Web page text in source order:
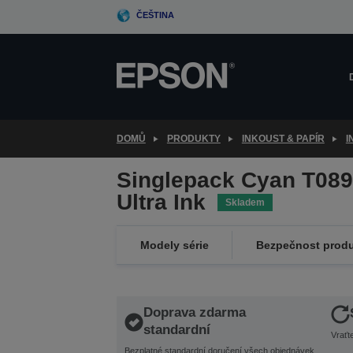
ČEŠTINA
DOMŮ PRODUKTY INKOUST & PAPÍR
Singlepack Cyan
Ultra Ink
Skladem
Modely série Bezpečnost
Doprava zdarma
standardní
Bezplatné standardní doručení všech objednávek